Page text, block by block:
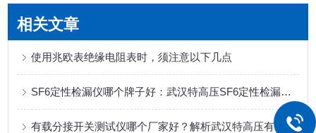
相关文章
使用兆欧表绝缘电阻表时，须注意以下几点
SF6定性检漏仪哪个牌子好：武汉特高压SF6定性检漏仪如何满足现场检测需求
有载分接开关测试仪哪个厂家好？解析武汉特高压有载开关测试仪的技术核心